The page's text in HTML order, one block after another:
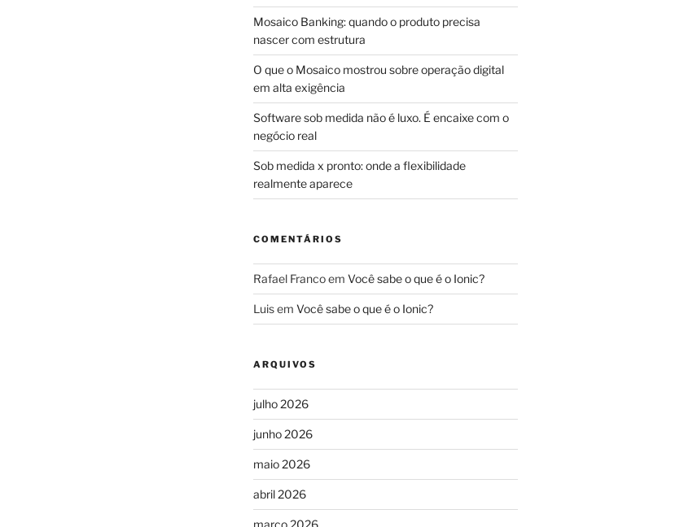
Mosaico Banking: quando o produto precisa
nascer com estrutura
O que o Mosaico mostrou sobre operação digital
em alta exigência
Software sob medida não é luxo. É encaixe com o
negócio real
Sob medida x pronto: onde a flexibilidade
realmente aparece
COMENTÁRIOS
Rafael Francoem Você sabe o que é o Ionic?
Luisem Você sabe o que é o Ionic?
ARQUIVOS
julho 2026
junho 2026
maio 2026
abril 2026